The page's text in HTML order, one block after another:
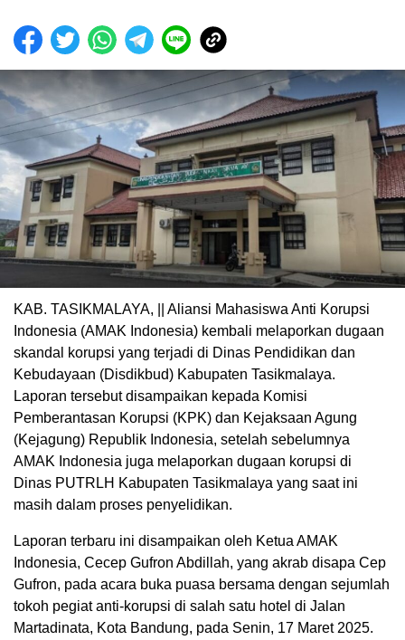
KAB. TASIKMALAYA, || Aliansi Mahasiswa Anti Korupsi
Indonesia (AMAK Indonesia) kembali melaporkan dugaan
skandal korupsi yang terjadi di Dinas Pendidikan dan
Kebudayaan (Disdikbud) Kabupaten Tasikmalaya.
Laporan tersebut disampaikan kepada Komisi
Pemberantasan Korupsi (KPK) dan Kejaksaan Agung
(Kejagung) Republik Indonesia, setelah sebelumnya
AMAK Indonesia juga melaporkan dugaan korupsi di
Dinas PUTRLH Kabupaten Tasikmalaya yang saat ini
masih dalam proses penyelidikan.
Laporan terbaru ini disampaikan oleh Ketua AMAK
Indonesia, Cecep Gufron Abdillah, yang akrab disapa Cep
Gufron, pada acara buka puasa bersama dengan sejumlah
tokoh pegiat anti-korupsi di salah satu hotel di Jalan
Martadinata, Kota Bandung, pada Senin, 17 Maret 2025.